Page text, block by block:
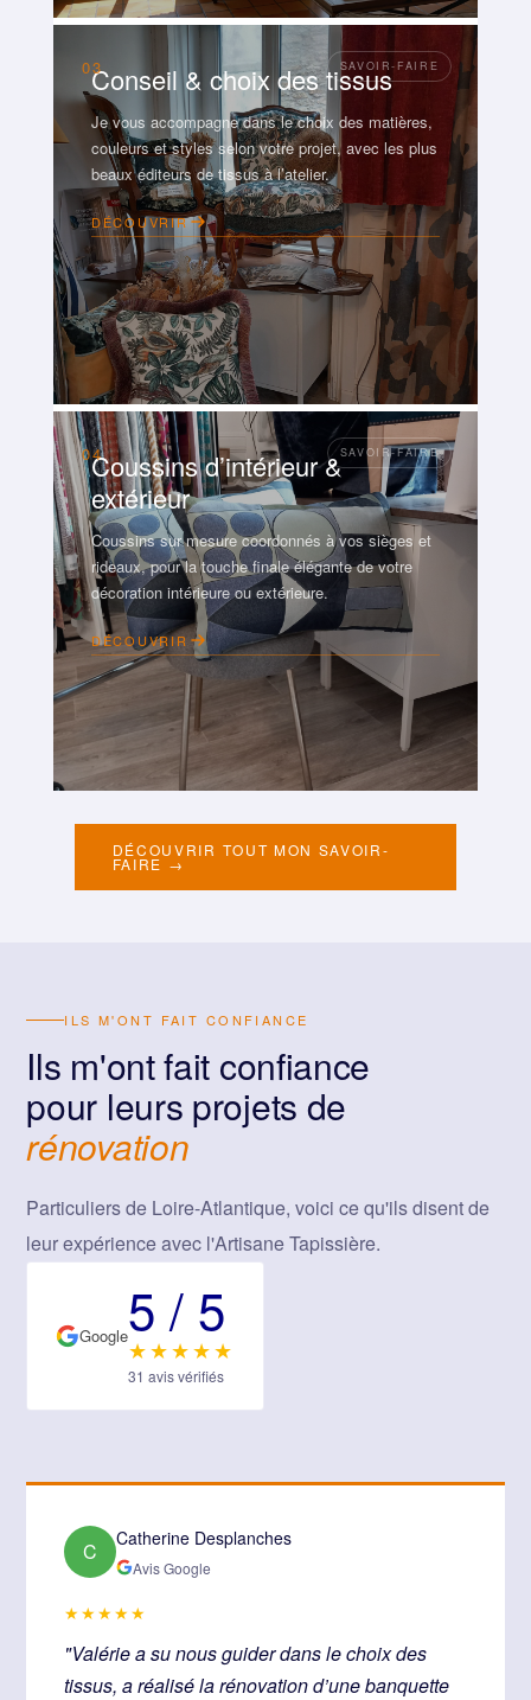
03Conseil & choix des tissus
Je vous accompagne dans le choix des matières,
couleurs et styles selon votre projet, avec les plus
beaux éditeurs de tissus à l’atelier.
DÉCOUVRIR
04Coussins d’intérieur &
extérieur
Coussins sur mesure coordonnés à vos sièges et
rideaux, pour la touche finale élégante de votre
décoration intérieure ou extérieure.
DÉCOUVRIR
DÉCOUVRIR TOUT MON SAVOIR-
FAIRE →
ILS M'ONT FAIT CONFIANCE
Ils m'ont fait confiance
pour leurs projets de
rénovation
Particuliers de Loire-Atlantique, voici ce qu'ils disent de
leur expérience avec l'Artisane Tapissière.
Google5 / 5
★★★★★
31 avis vérifiés
C Catherine Desplanches
Avis Google
★★★★★
"Valérie a su nous guider dans le choix des
tissus, a réalisé la rénovation d’une banquette